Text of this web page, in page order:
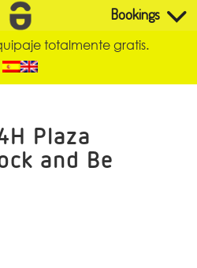
totalmente gratis.
Plaza
and Be
Bookings